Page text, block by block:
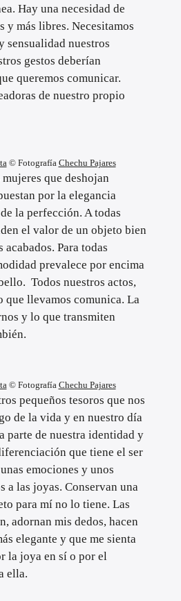
Hay una necesidad de
y más libres. Necesitamos
sensualidad nuestros
gestos deberían
queremos comunicar.
de nuestro propio
© Fotografía Chechu Pajares
que deshojan
por la elegancia
la perfección. A todas
el valor de un objeto bien
Para todas
prevalece por encima
Todos nuestros actos,
que llevamos comunica. La
y lo que transmiten
© Fotografía Chechu Pajares
pequeños tesoros que nos
de la vida y en nuestro día
parte de nuestra identidad y
que tiene el ser
emociones y unos
a las joyas. Conservan una
para mí no lo tiene. Las
adornan mis dedos, hacen
elegante y que me sienta
la joya en sí o por el
ella.